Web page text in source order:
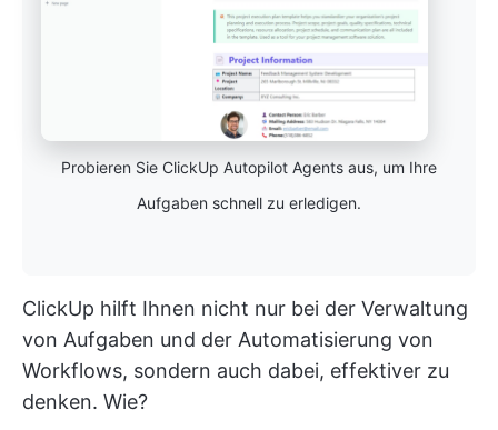
Probieren Sie ClickUp Autopilot Agents aus, um Ihre
Aufgaben schnell zu erledigen.
ClickUp hilft Ihnen nicht nur bei der Verwaltung
von Aufgaben und der Automatisierung von
Workflows, sondern auch dabei, effektiver zu
denken. Wie?